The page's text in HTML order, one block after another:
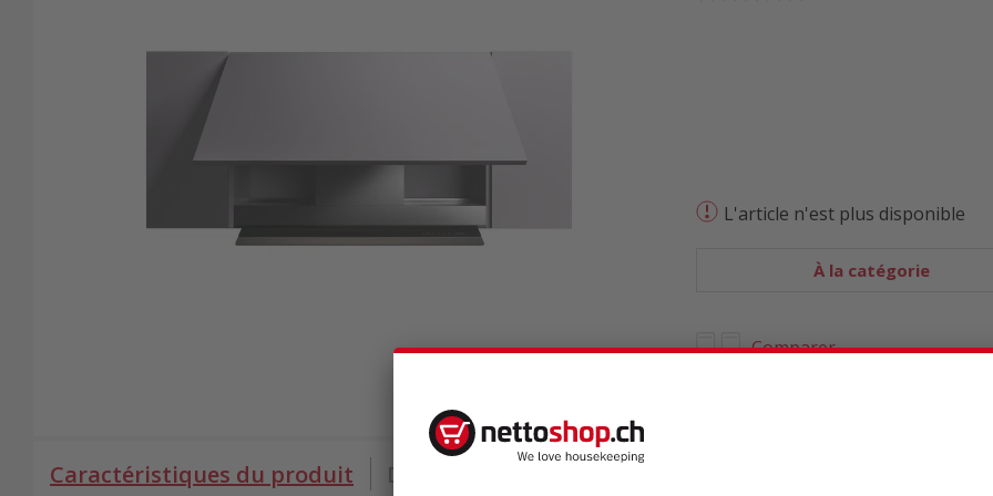
L'article n'est plus disponible
À la catégorie
Comparer
Caractéristiques du produit Données techniques